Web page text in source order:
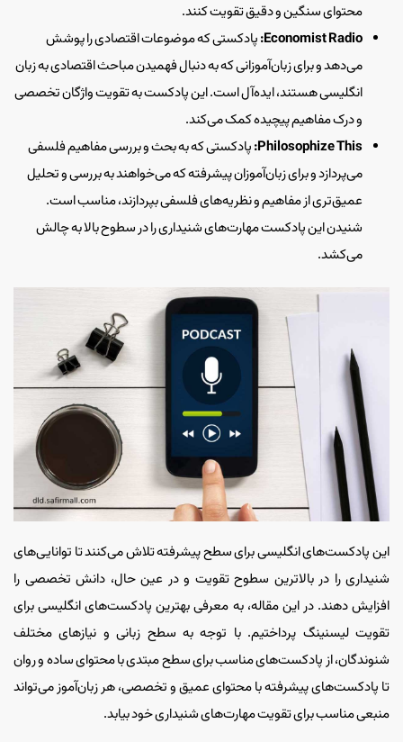
محتوای سنگین و دقیق تقویت کنند.
Economist Radio: پادکستی که موضوعات اقتصادی را پوشش
می‌دهد و برای زبان‌آموزانی که به دنبال فهمیدن مباحث اقتصادی به زبان
انگلیسی هستند، ایده‌آل است. این پادکست به تقویت واژگان تخصصی
و درک مفاهیم پیچیده کمک می‌کند.
Philosophize This: پادکستی که به بحث و بررسی مفاهیم فلسفی
می‌پردازد و برای زبان‌آموزان پیشرفته که می‌خواهند به بررسی و تحلیل
عمیق‌تری از مفاهیم و نظریه‌های فلسفی بپردازند، مناسب است.
شنیدن این پادکست مهارت‌های شنیداری را در سطوح بالا به چالش
می‌کشد.
این پادکست‌های انگلیسی برای سطح پیشرفته تلاش می‌کنند تا توانایی‌های
شنیداری را در بالاترین سطوح تقویت و در عین حال، دانش تخصصی را
افزایش دهند. در این مقاله، به معرفی بهترین پادکست‌های انگلیسی برای
تقویت لیسنینگ پرداختیم. با توجه به سطح زبانی و نیازهای مختلف
شنوندگان، از پادکست‌های مناسب برای سطح مبتدی با محتوای ساده و روان
تا پادکست‌های پیشرفته با محتوای عمیق و تخصصی، هر زبان‌آموز می‌تواند
منبعی مناسب برای تقویت مهارت‌های شنیداری خود بیابد.